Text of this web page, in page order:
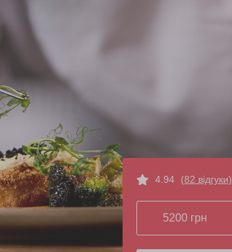
4.94 (82 відгуки)
5200 грн